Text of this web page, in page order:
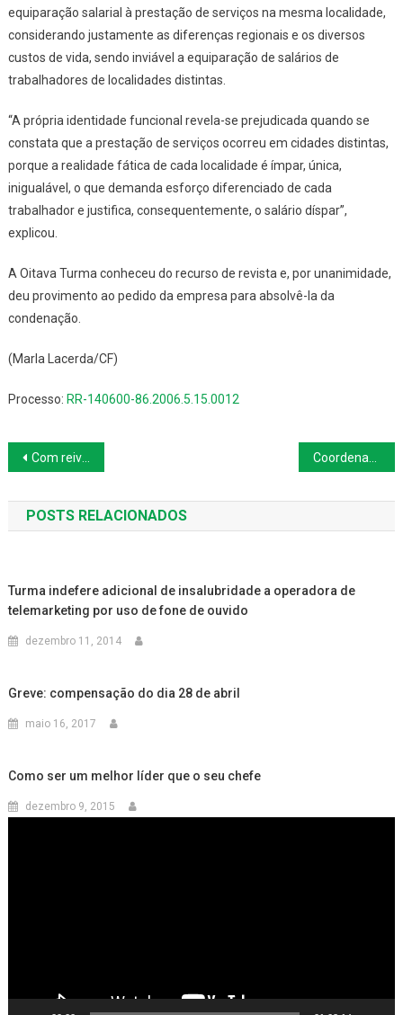
equiparação salarial à prestação de serviços na mesma localidade,
considerando justamente as diferenças regionais e os diversos
custos de vida, sendo inviável a equiparação de salários de
trabalhadores de localidades distintas.
“A própria identidade funcional revela-se prejudicada quando se
constata que a prestação de serviços ocorreu em cidades distintas,
porque a realidade fática de cada localidade é ímpar, única,
inigualável, o que demanda esforço diferenciado de cada
trabalhador e justifica, consequentemente, o salário díspar”,
explicou.
A Oitava Turma conheceu do recurso de revista e, por unanimidade,
deu provimento ao pedido da empresa para absolvê-la da
condenação.
(Marla Lacerda/CF)
Processo: RR-140600-86.2006.5.15.0012
Navegação
de
Post
Com reivindicação do SINPAF, Embrapa abona horas negativas dos trabalhadores a partir de novembro de 2015
POSTS RELACIONADOS
Turma indefere adicional de insalubridade a operadora de
telemarketing por uso de fone de ouvido
dezembro 11, 2014
Greve: compensação do dia 28 de abril
maio 16, 2017
Como ser um melhor líder que o seu chefe
dezembro 9, 2015